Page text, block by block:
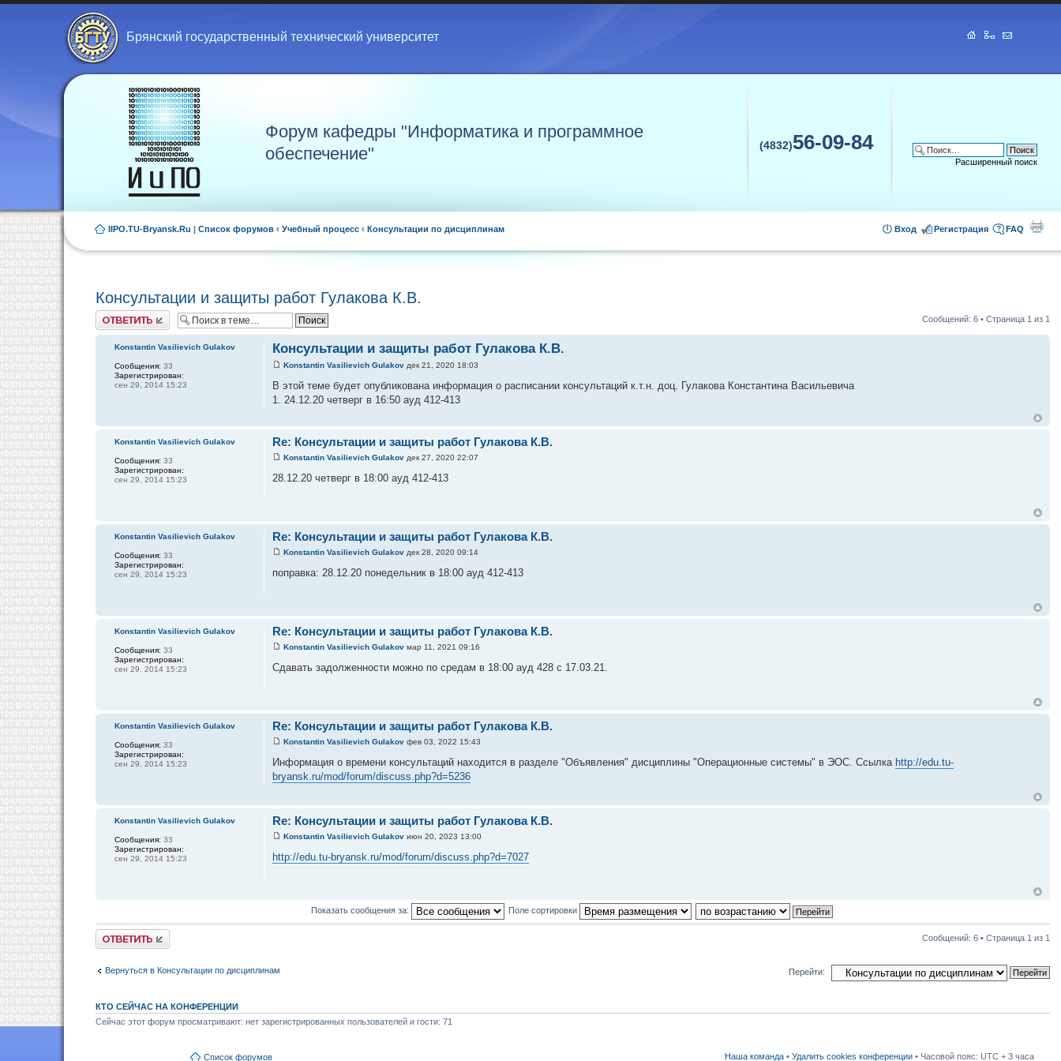
Брянский государственный технический университет
Форум кафедры "Информатика и программное
обеспечение"
(4832)56-09-84
Расширенный поиск
IIPO.TU-Bryansk.Ru | Список форумов ‹ Учебный процесс ‹ Консультации по дисциплинам FAQ
Регистрация
Вход
Консультации и защиты работ Гулакова К.В.
Ответить Сообщений: 6 • Страница 1 из 1
Консультации и защиты работ Гулакова К.В.
Konstantin Vasilievich Gulakov дек 21, 2020 18:03
В этой теме будет опубликована информация о расписании консультаций к.т.н. доц. Гулакова Константина Васильевича
1. 24.12.20 четверг в 16:50 ауд 412-413
Konstantin Vasilievich Gulakov
Сообщения: 33
Зарегистрирован:
сен 29, 2014 15:23
Re: Консультации и защиты работ Гулакова К.В.
Konstantin Vasilievich Gulakov дек 27, 2020 22:07
28.12.20 четверг в 18:00 ауд 412-413
Konstantin Vasilievich Gulakov
Сообщения: 33
Зарегистрирован:
сен 29, 2014 15:23
Re: Консультации и защиты работ Гулакова К.В.
Konstantin Vasilievich Gulakov дек 28, 2020 09:14
поправка: 28.12.20 понедельник в 18:00 ауд 412-413
Konstantin Vasilievich Gulakov
Сообщения: 33
Зарегистрирован:
сен 29, 2014 15:23
Re: Консультации и защиты работ Гулакова К.В.
Konstantin Vasilievich Gulakov мар 11, 2021 09:16
Сдавать задолженности можно по средам в 18:00 ауд 428 с 17.03.21.
Konstantin Vasilievich Gulakov
Сообщения: 33
Зарегистрирован:
сен 29, 2014 15:23
Re: Консультации и защиты работ Гулакова К.В.
Konstantin Vasilievich Gulakov фев 03, 2022 15:43
Информация о времени консультаций находится в разделе "Объявления" дисциплины "Операционные системы" в ЭОС. Ссылка http://edu.tu-
bryansk.ru/mod/forum/discuss.php?d=5236
Konstantin Vasilievich Gulakov
Сообщения: 33
Зарегистрирован:
сен 29, 2014 15:23
Re: Консультации и защиты работ Гулакова К.В.
Konstantin Vasilievich Gulakov июн 20, 2023 13:00
http://edu.tu-bryansk.ru/mod/forum/discuss.php?d=7027
Konstantin Vasilievich Gulakov
Сообщения: 33
Зарегистрирован:
сен 29, 2014 15:23
Показать сообщения за: Поле сортировки
Ответить Сообщений: 6 • Страница 1 из 1
Вернуться в Консультации по дисциплинам Перейти:
КТО СЕЙЧАС НА КОНФЕРЕНЦИИ
Сейчас этот форум просматривают: нет зарегистрированных пользователей и гости: 71
Список форумов Наша команда • Удалить cookies конференции • Часовой пояс: UTC + 3 часа